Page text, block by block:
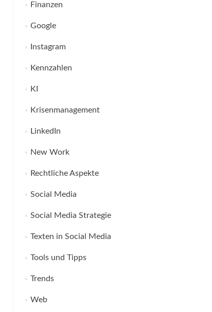
Finanzen
Google
Instagram
Kennzahlen
KI
Krisenmanagement
LinkedIn
New Work
Rechtliche Aspekte
Social Media
Social Media Strategie
Texten in Social Media
Tools und Tipps
Trends
Web